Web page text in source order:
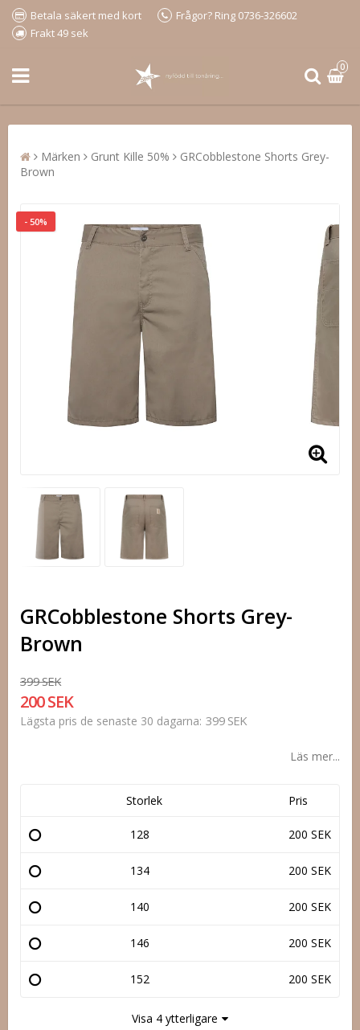
Betala säkert med kort
Frågor? Ring 0736-326602
Frakt 49 sek
0
Märken Grunt Kille 50%
GRCobblestone Shorts Grey-
Brown
- 50%
GRCobblestone Shorts Grey-
Brown
399 SEK
200 SEK
Lägsta pris de senaste 30 dagarna 399 SEK
Läs mer...
Storlek Pris
128 200 SEK
134 200 SEK
140 200 SEK
146 200 SEK
152 200 SEK
Visa 4 ytterligare